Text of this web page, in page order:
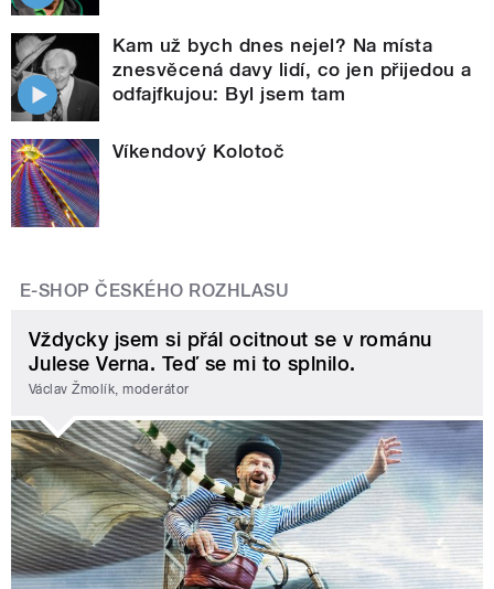
Kam už bych dnes nejel? Na místa
znesvěcená davy lidí, co jen přijedou a
odfajfkujou: Byl jsem tam
Víkendový Kolotoč
E-SHOP ČESKÉHO ROZHLASU
Vždycky jsem si přál ocitnout se v románu
Julese Verna. Teď se mi to splnilo.
Václav Žmolík, moderátor